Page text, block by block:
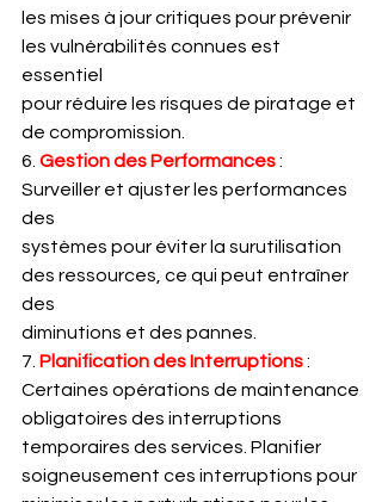
les mises à jour critiques pour prévenir
les vulnérabilités connues est
essentiel
pour réduire les risques de piratage et
de compromission.
6. Gestion des Performances :
Surveiller et ajuster les performances
des
systèmes pour éviter la surutilisation
des ressources, ce qui peut entraîner
des
diminutions et des pannes.
7. Planification des Interruptions :
Certaines opérations de maintenance
obligatoires des interruptions
temporaires des services. Planifier
soigneusement ces interruptions pour